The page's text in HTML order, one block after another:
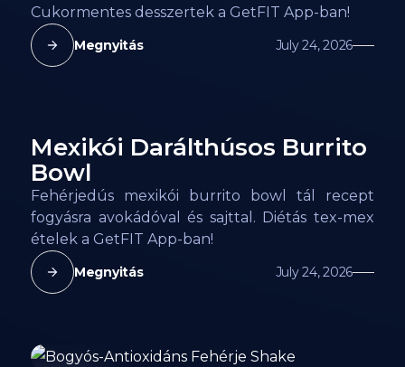
Cukormentes desszertek a GetFIT App-ban!
Megnyitás July 24, 2026
158kcal
Mexikói Darálthúsos Burrito
Bowl
Fehérjedús mexikói burrito bowl tál recept
fogyásra avokádóval és sajttal. Diétás tex-mex
ételek a GetFIT App-ban!
Megnyitás July 24, 2026